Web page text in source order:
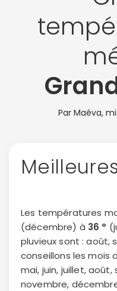
Par Maéva,
Les températures
(décembre) à 36 °
pluvieux sont : août,
conseillons les mois
mai, juin, juillet,
novembre,